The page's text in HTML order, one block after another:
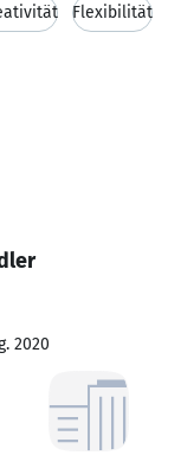
Flexibilität
2020